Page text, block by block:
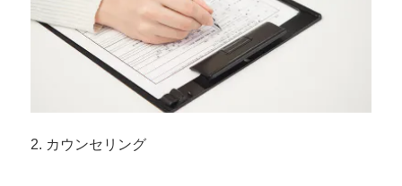
2. カウンセリング